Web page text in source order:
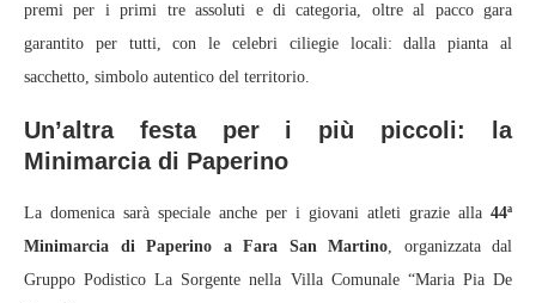
premi per i primi tre assoluti e di categoria, oltre al pacco gara
garantito per tutti, con le celebri ciliegie locali: dalla pianta al
sacchetto, simbolo autentico del territorio.
Un’altra festa per i più piccoli: la
Minimarcia di Paperino
La domenica sarà speciale anche per i giovani atleti grazie alla 44ª
Minimarcia di Paperino a Fara San Martino, organizzata dal
Gruppo Podistico La Sorgente nella Villa Comunale “Maria Pia De